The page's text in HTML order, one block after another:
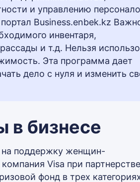
и управлению
Business.enbek.kz
инвентаря,
и т.д. Нельзя
Эта программа дает
дело с нуля и изменить
в бизнесе
на поддержку женщин-
Visa при
фонд в трех